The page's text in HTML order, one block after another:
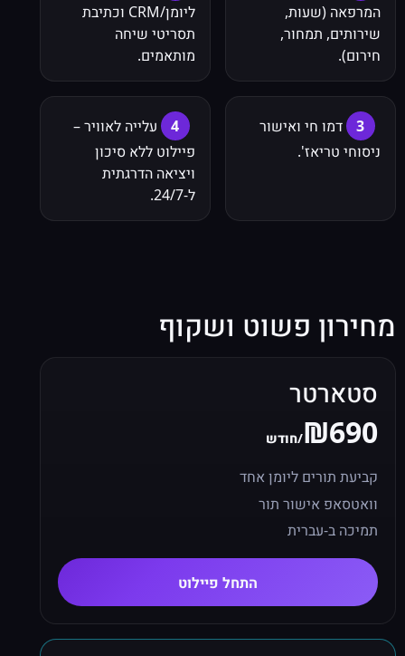
המרפאה (שעות,
שירותים, תמחור,
חירום).
ליומן/CRM וכתיבת
תסריטי שיחה
מותאמים.
3
דמו חי ואישור
ניסוחי טריאז'.
4
עלייה לאוויר –
פיילוט ללא סיכון
ויציאה הדרגתית
ל-24/7.
מחירון פשוט ושקוף
סטארטר
₪690/חודש
קביעת תורים ליומן אחד
וואטסאפ אישור תור
תמיכה ב-עברית
התחל פיילוט